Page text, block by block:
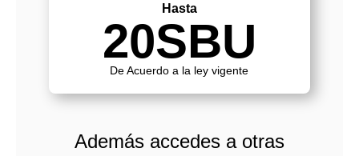
Hasta
20SBU
De Acuerdo a la ley vigente
Además accedes a otras